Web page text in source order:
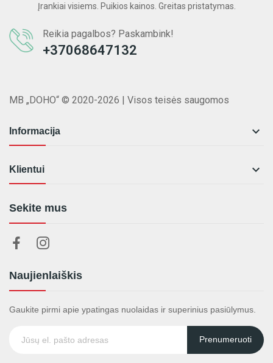
Įrankiai visiems. Puikios kainos. Greitas pristatymas.
Reikia pagalbos? Paskambink!
+37068647132
MB „DOHO“ © 2020-2026 | Visos teisės saugomos
Informacija 
Klientui 
Sekite mus
Naujienlaiškis
Gaukite pirmi apie ypatingas nuolaidas ir superinius pasiūlymus.
Prenumeruoti